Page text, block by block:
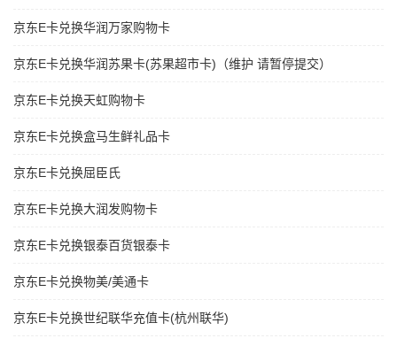
京东E卡兑换华润万家购物卡
京东E卡兑换华润苏果卡(苏果超市卡)（维护 请暂停提交）
京东E卡兑换天虹购物卡
京东E卡兑换盒马生鲜礼品卡
京东E卡兑换屈臣氏
京东E卡兑换大润发购物卡
京东E卡兑换银泰百货银泰卡
京东E卡兑换物美/美通卡
京东E卡兑换世纪联华充值卡(杭州联华)